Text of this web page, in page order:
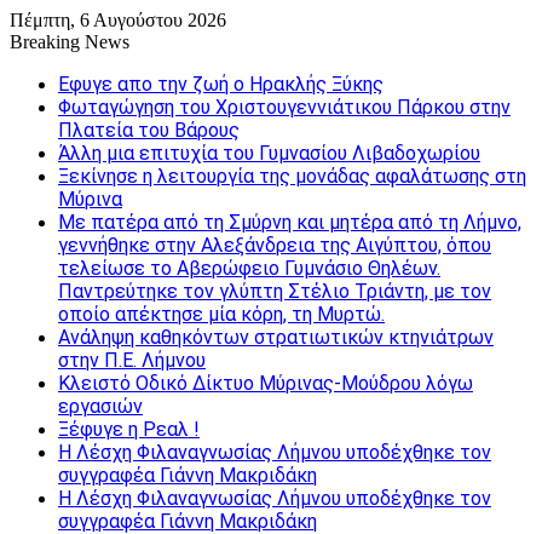
Πέμπτη, 6 Αυγούστου 2026
Breaking News
Εφυγε απο την ζωή o Ηρακλής Ξύκης
Φωταγώγηση του Χριστουγεννιάτικου Πάρκου στην
Πλατεία του Βάρους
Άλλη μια επιτυχία του Γυμνασίου Λιβαδοχωρίου
Ξεκίνησε η λειτουργία της μονάδας αφαλάτωσης στη
Μύρινα
Με πατέρα από τη Σμύρνη και μητέρα από τη Λήμνο,
γεννήθηκε στην Αλεξάνδρεια της Αιγύπτου, όπου
τελείωσε το Αβερώφειο Γυμνάσιο Θηλέων.
Παντρεύτηκε τον γλύπτη Στέλιο Τριάντη, με τον
οποίο απέκτησε μία κόρη, τη Μυρτώ.
Ανάληψη καθηκόντων στρατιωτικών κτηνιάτρων
στην Π.Ε. Λήμνου
Κλειστό Οδικό Δίκτυο Μύρινας-Μούδρου λόγω
εργασιών
Ξέφυγε η Ρεαλ !
Η Λέσχη Φιλαναγνωσίας Λήμνου υποδέχθηκε τον
συγγραφέα Γιάννη Μακριδάκη
Η Λέσχη Φιλαναγνωσίας Λήμνου υποδέχθηκε τον
συγγραφέα Γιάννη Μακριδάκη